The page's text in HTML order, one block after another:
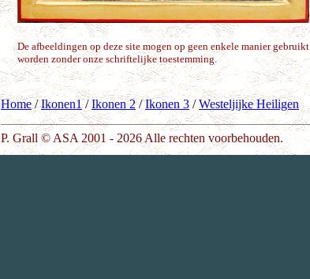
De afbeeldingen op deze site mogen op geen enkele manier gebruikt
worden zonder onze schriftelijke toestemming.
Home/Ikonen1/Ikonen 2/Ikonen 3 /Westeljijke Heiligen
P. Grall © ASA 2001 - 2026 Alle rechten voorbehouden.